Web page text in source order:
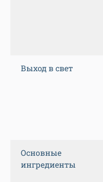
Выход в свет
Основные
ингредиенты